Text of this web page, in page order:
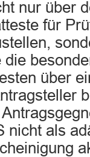
nur über
für
über
nicht als